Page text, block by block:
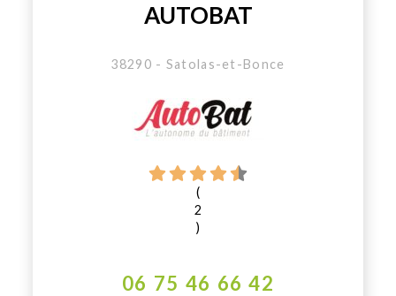
AUTOBAT
38290 - Satolas-et-Bonce
(
2
)
06 75 46 66 42